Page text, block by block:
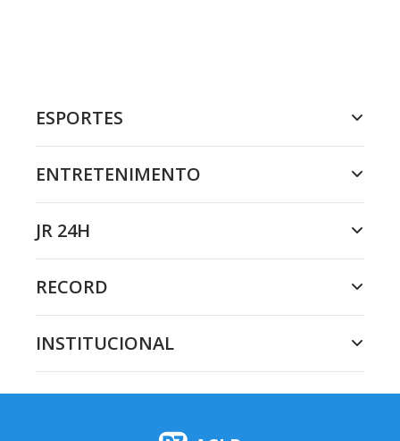
ESPORTES
ENTRETENIMENTO
JR 24H
RECORD
INSTITUCIONAL